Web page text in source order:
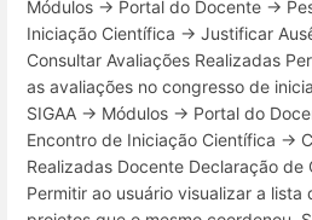
Módulos → Portal do Docente →
Iniciação Científica → Justificar
Consultar Avaliações Realizadas
as avaliações no congresso de
SIGAA → Módulos → Portal do
Encontro de Iniciação Científica →
Realizadas Docente Declaração
Permitir ao usuário visualizar a